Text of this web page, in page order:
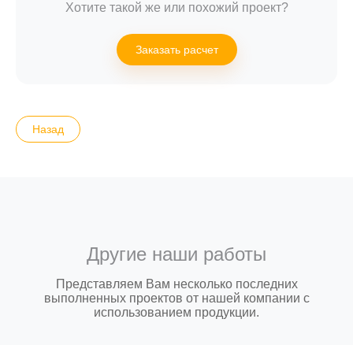
Хотите такой же или похожий проект?
Заказать расчет
Назад
Другие наши работы
Представляем Вам несколько последних
выполненных проектов от нашей компании с
использованием продукции.